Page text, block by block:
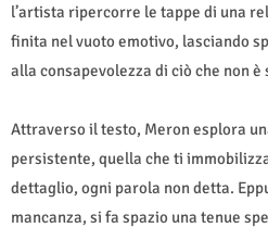
l’artista ripercorre le tappe di una
finita nel vuoto emotivo, lasciando
alla consapevolezza di ciò che non è
Attraverso il testo, Meron esplora
persistente, quella che ti
dettaglio, ogni parola non detta.
mancanza, si fa spazio una tenue